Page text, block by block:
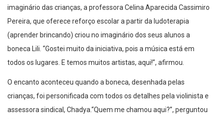
imaginário das crianças, a professora Celina Aparecida Cassimiro
Pereira, que oferece reforço escolar a partir da ludoterapia
(aprender brincando) criou no imaginário dos seus alunos a
boneca Lili. “Gostei muito da iniciativa, pois a música está em
todos os lugares. E temos muitos artistas, aqui!”, afirmou.
O encanto aconteceu quando a boneca, desenhada pelas
crianças, foi personificada com todos os detalhes pela violinista e
assessora sindical, Chadya.“Quem me chamou aqui?”, perguntou